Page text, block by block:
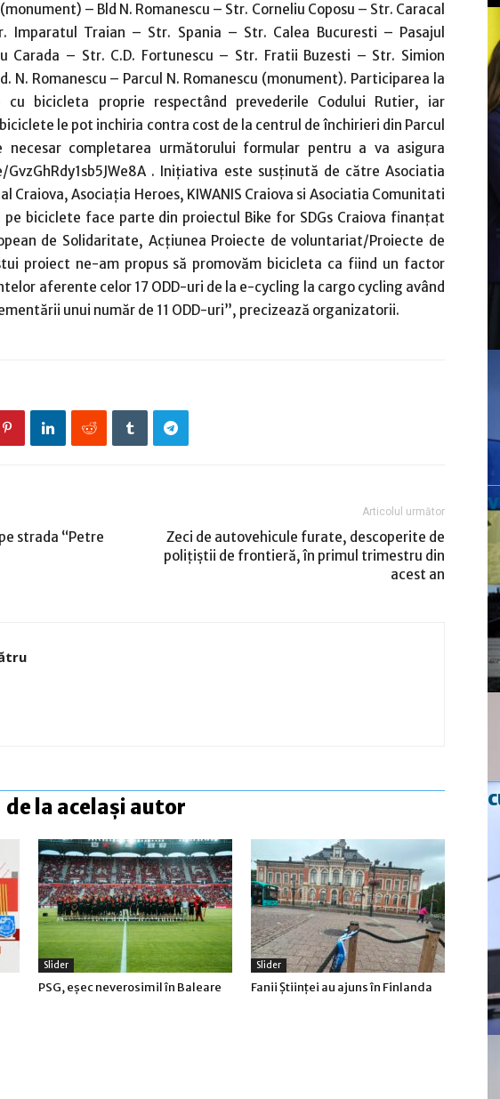
– Bld N. Romanescu – Str. Corneliu Coposu – Str. Caracal
Imparatul Traian – Str. Spania – Str. Calea Bucuresti – Pasajul
Carada – Str. C.D. Fortunescu – Str. Fratii Buzesti – Str. Simion
N. Romanescu – Parcul N. Romanescu (monument). Participarea la
bicicleta proprie respectând prevederile Codului Rutier, iar
le pot inchiria contra cost de la centrul de închirieri din Parcul
necesar completarea următorului formular pentru a va asigura
. Inițiativa este susținută de către Asociatia
Craiova, Asociația Heroes, KIWANIS Craiova si Asociatia Comunitati
pe biciclete face parte din proiectul Bike for SDGs Craiova finanțat
de Solidaritate, Acțiunea Proiecte de voluntariat/Proiecte de
proiect ne-am propus să promovăm bicicleta ca fiind un factor
aferente celor 17 ODD-uri de la e-cycling la cargo cycling având
unui număr de 11 ODD-uri”, precizează organizatorii.
strada “Petre
Articolul următor
Zeci de autovehicule furate, descoperite de
poliţiştii de frontieră, în primul trimestru din
acest an
de la același autor
Slider
PSG, eşec neverosimil în Baleare
Slider
Fanii Ştiinţei au ajuns în Finlanda